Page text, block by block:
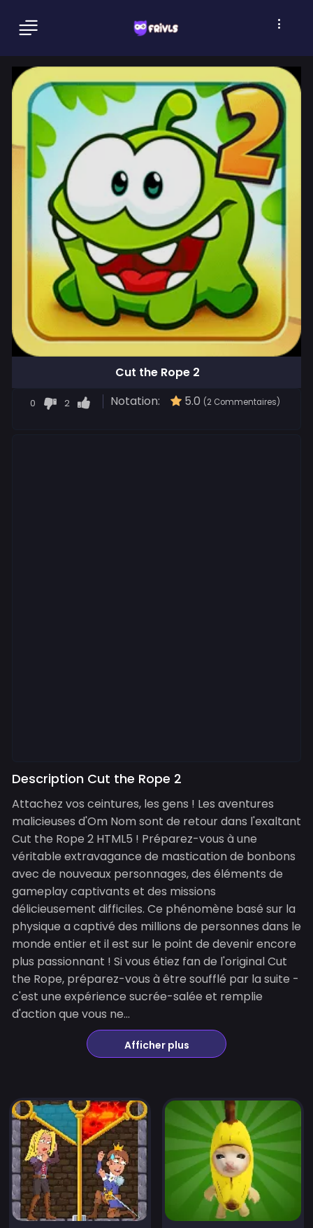
Cut the Rope 2
0 2 Notation: 5.0 (2 Commentaires)
Description Cut the Rope 2
Attachez vos ceintures, les gens ! Les aventures
malicieuses d'Om Nom sont de retour dans l'exaltant
Cut the Rope 2 HTML5 ! Préparez-vous à une
véritable extravagance de mastication de bonbons
avec de nouveaux personnages, des éléments de
gameplay captivants et des missions
délicieusement difficiles. Ce phénomène basé sur la
physique a captivé des millions de personnes dans le
monde entier et il est sur le point de devenir encore
plus passionnant ! Si vous étiez fan de l'original Cut
the Rope, préparez-vous à être soufflé par la suite -
c'est une expérience sucrée-salée et remplie
d'action que vous ne...
Afficher plus